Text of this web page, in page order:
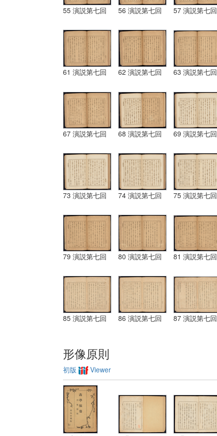
55 演説第七回 56 演説第七回 57 演説第七回
61 演説第七回 62 演説第七回 63 演説第七回
67 演説第七回 68 演説第七回 69 演説第七回
73 演説第七回 74 演説第七回 75 演説第七回
79 演説第七回 80 演説第七回 81 演説第七回
85 演説第七回 86 演説第七回 87 演説第七回
形像原則
初版 Viewer